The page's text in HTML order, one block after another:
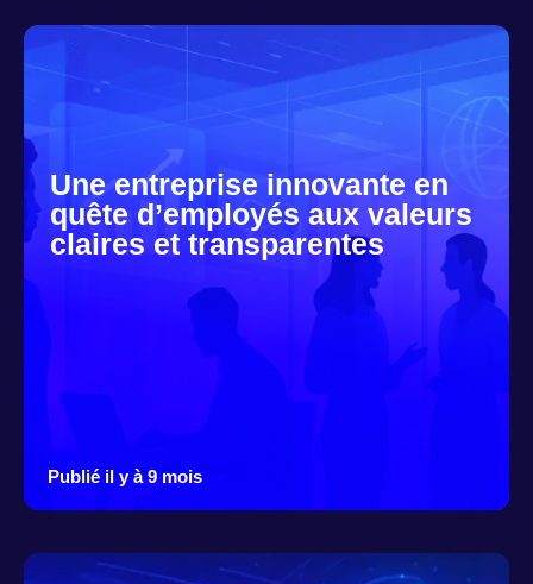
Une entreprise innovante en
quête d’employés aux valeurs
claires et transparentes
Publié il y à 9 mois